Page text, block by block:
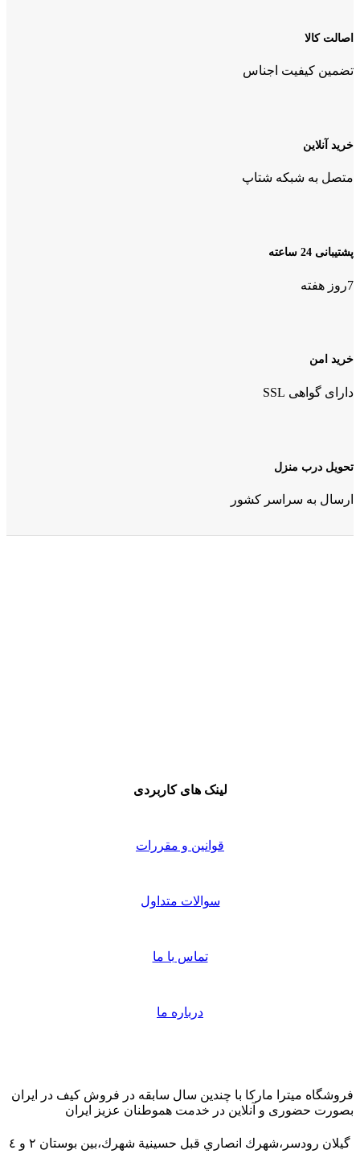
اصالت کالا
تضمین کیفیت اجناس
خرید آنلاین
متصل به شبکه شتاپ
پشتیبانی 24 ساعته
7روز هفته
خرید امن
دارای گواهی SSL
تحویل درب منزل
ارسال به سراسر کشور
لینک های کاربردی
قوانین و مقررات
سوالات متداول
تماس با ما
درباره ما
فروشگاه میترا مارکا با چندین سال سابقه در فروش کیف در ایران
بصورت حضوری و آنلاین در خدمت هموطنان عزیز ایران
گيلان رودسر،شهرك انصاري قبل حسينية شهرك،بين بوستان ٢ و ٤